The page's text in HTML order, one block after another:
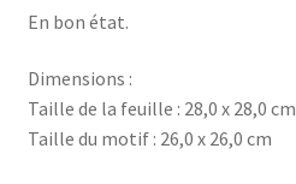
En bon état.
Dimensions :
Taille de la feuille : 28,0 x 28,0 cm
Taille du motif : 26,0 x 26,0 cm